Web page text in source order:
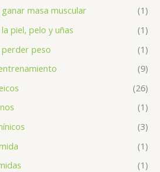
masa muscular
(1)
piel, pelo y uñas
(1)
peso
(1)
(9)
(26)
(1)
(3)
(1)
(1)